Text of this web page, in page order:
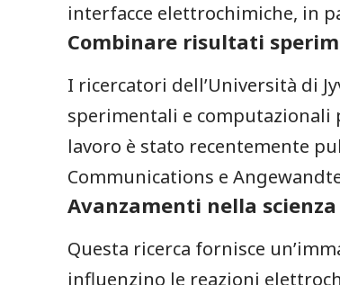
interfacce⁢ elettrochimiche,​ in
Combinare risultati
I⁣ ricercatori dell’Università di
sperimentali e​
lavoro è‌ stato recentemente
Communications e
Avanzamenti ⁤nella
Questa ricerca fornisce
influenzino le reazioni